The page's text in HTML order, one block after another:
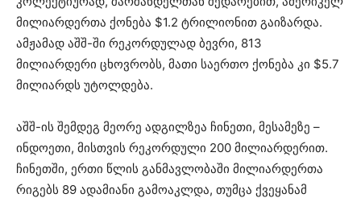
მილიარდერთა ქონება $1.2 ტრილიონით გაიზარდა.
ამჟამად აშშ-ში რეკორდულად ბევრი, 813
მილიარდერი ცხოვრობს, მათი საერთო ქონება კი $5.7
მილიარდს უტოლდება.
აშშ-ის შემდეგ მეორე ადგილზეა ჩინეთი, მესამეზე –
ინდოეთი, მისთვის რეკორდული 200 მილიარდერით.
ჩინეთში, ერთი წლის განმავლობაში მილიარდერთა
რიგებს 89 ადამიანი გამოაკლდა, თუმცა ქვეყანამ